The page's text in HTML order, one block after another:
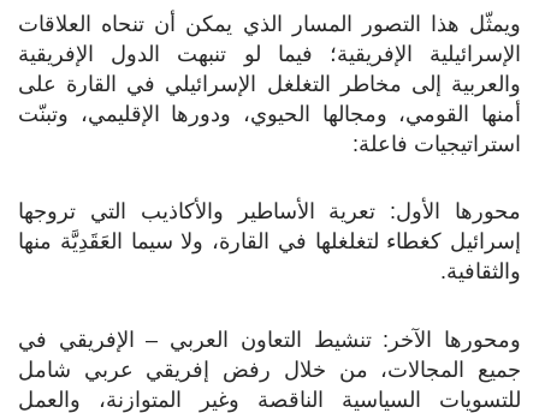
ويمثّل هذا التصور المسار الذي يمكن أن تنحاه العلاقات
الإسرائيلية الإفريقية؛ فيما لو تنبهت الدول الإفريقية
والعربية إلى مخاطر التغلغل الإسرائيلي في القارة على
أمنها القومي، ومجالها الحيوي، ودورها الإقليمي، وتبنّت
استراتيجيات فاعلة:
محورها الأول: تعرية الأساطير والأكاذيب التي تروجها
إسرائيل كغطاء لتغلغلها في القارة، ولا سيما العَقَدِيَّة منها
والثقافية.
ومحورها الآخر: تنشيط التعاون العربي – الإفريقي في
جميع المجالات، من خلال رفض إفريقي عربي شامل
للتسويات السياسية الناقصة وغير المتوازنة، والعمل